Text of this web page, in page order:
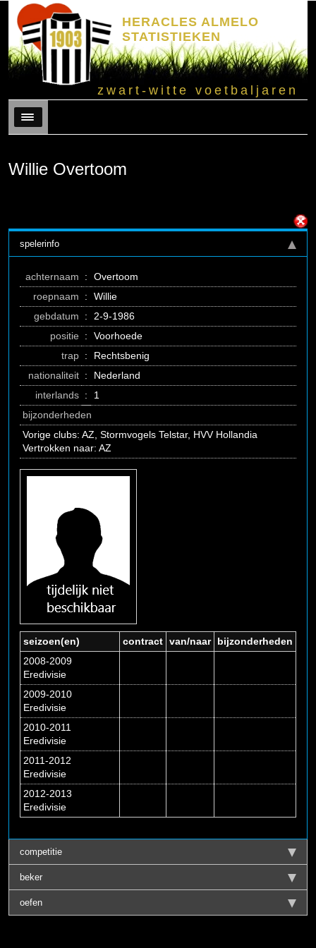
HERACLES ALMELO
STATISTIEKEN
zwart-witte voetbaljaren
Menu
Willie Overtoom
spelerinfo
achternaam :
Overtoom
roepnaam
:
Willie
gebdatum
:
2-9-1986
positie :
Voorhoede
trap :
Rechtsbenig
nationaliteit :
Nederland
interlands :
1
bijzonderheden
Vorige clubs: AZ, Stormvogels Telstar, HVV Hollandia
Vertrokken naar: AZ
seizoen(en) contract van/naar
bijzonderheden
2008-2009
Eredivisie
2009-2010
Eredivisie
2010-2011
Eredivisie
2011-2012
Eredivisie
2012-2013
Eredivisie
competitie
beker
oefen